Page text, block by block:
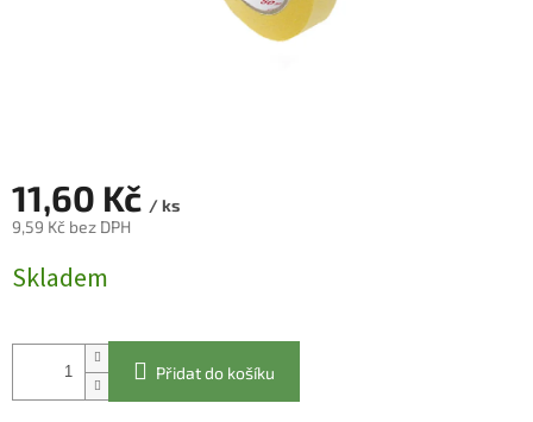
11,60 Kč / ks
9,59 Kč bez DPH
cena:
Skladem
Přidat do košíku